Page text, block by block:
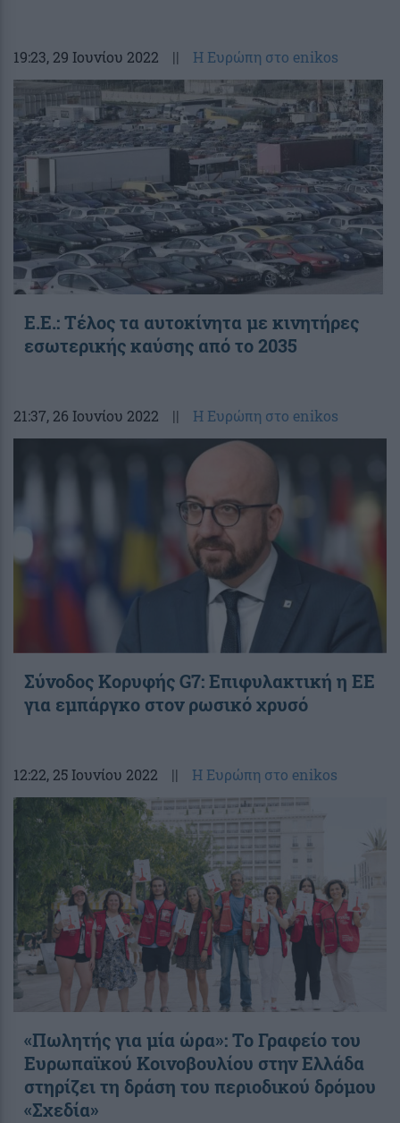
19:23, 29 Ιουνίου 2022 || Η Ευρώπη στο enikos
Ε.Ε.: Τέλος τα αυτοκίνητα με κινητήρες
εσωτερικής καύσης από το 2035
21:37, 26 Ιουνίου 2022 || Η Ευρώπη στο enikos
Σύνοδος Κορυφής G7: Επιφυλακτική η ΕΕ
για εμπάργκο στον ρωσικό χρυσό
12:22, 25 Ιουνίου 2022 || Η Ευρώπη στο enikos
«Πωλητής για μία ώρα»: Το Γραφείο του
Ευρωπαϊκού Κοινοβουλίου στην Ελλάδα
στηρίζει τη δράση του περιοδικού δρόμου
«Σχεδία»